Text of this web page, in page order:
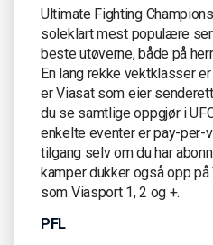
Ultimate Fighting
soleklart mest populære
beste utøverne, både på
En lang rekke vektklasser
er Viasat som eier
du se samtlige oppgjør i
enkelte eventer er pay-per-
tilgang selv om du har
kamper dukker også opp
som Viasport 1, 2 og +.
PFL